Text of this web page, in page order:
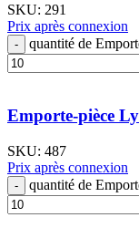
SKU: 291
Prix après connexion
quantité de
Emporte-pièce
SKU: 487
Prix après connexion
quantité de